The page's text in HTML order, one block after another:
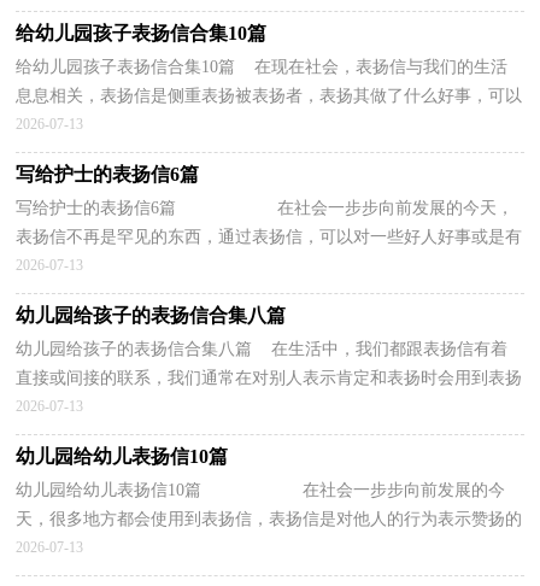
给幼儿园孩子表扬信合集10篇
给幼儿园孩子表扬信合集10篇 在现在社会，表扬信与我们的生活
息息相关，表扬信是侧重表扬被表扬者，表扬其做了什么好事，可以
不是当事人自己写。来参考自己需要的表扬信吧！以下是...
2026-07-13
写给护士的表扬信6篇
写给护士的表扬信6篇 在社会一步步向前发展的今天，
表扬信不再是罕见的东西，通过表扬信，可以对一些好人好事或是有
传播意义的事迹进行表彰。来参考自己需要...
2026-07-13
幼儿园给孩子的表扬信合集八篇
幼儿园给孩子的表扬信合集八篇 在生活中，我们都跟表扬信有着
直接或间接的联系，我们通常在对别人表示肯定和表扬时会用到表扬
信。在写之前，可以先参考范文，下面是小编收集整理...
2026-07-13
幼儿园给幼儿表扬信10篇
幼儿园给幼儿表扬信10篇 在社会一步步向前发展的今
天，很多地方都会使用到表扬信，表扬信是对他人的行为表示赞扬的
信函。你所见过的表扬信是什么样的呢？下...
2026-07-13